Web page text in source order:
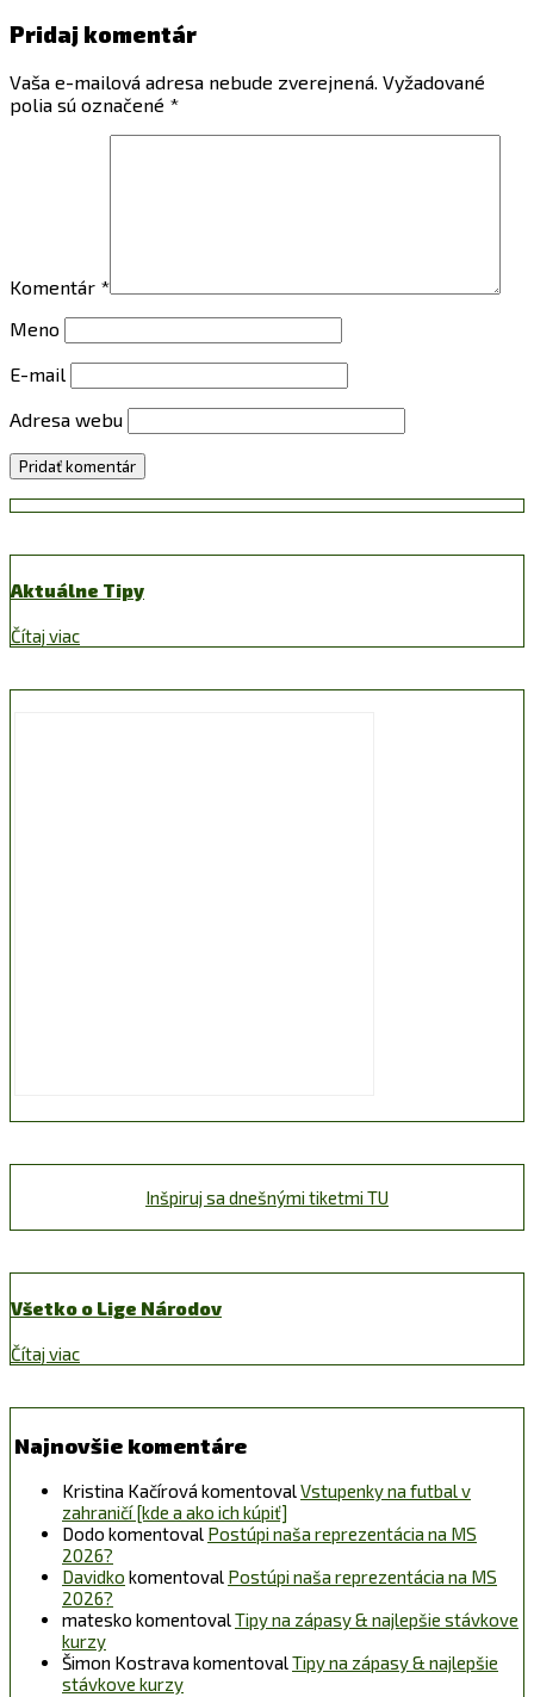
Pridaj komentár
Vaša e-mailová adresa nebude zverejnená. Vyžadované
polia sú označené *
Komentár *
Meno
E-mail
Adresa webu
Aktuálne Tipy
Čítaj viac
Inšpiruj sa dnešnými tiketmi TU
Všetko o Lige Národov
Čítaj viac
Najnovšie komentáre
Kristina Kačírová komentovalVstupenky na futbal v
zahraničí [kde a ako ich kúpiť]
Dodo komentoval Postúpi naša reprezentácia na MS
2026?
Davidko komentoval Postúpi naša reprezentácia na MS
2026?
matesko komentovalTipy na zápasy & najlepšie stávkove
kurzy
Šimon Kostrava komentovalTipy na zápasy & najlepšie
stávkove kurzy